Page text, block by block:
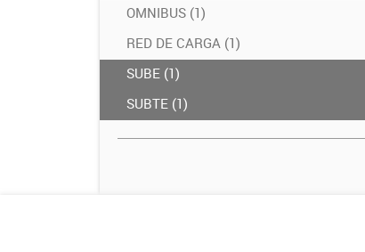
OMNIBUS (1)
RED DE CARGA (1)
SUBE (1)
SUBTE (1)